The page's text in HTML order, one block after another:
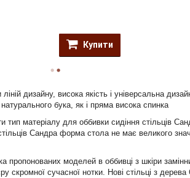
Купити
дизайну, висока якість і універсальна
бука, як і пряма висока спинка
тип матеріалу для оббивки сидіння стільців
Сандра форма стола не має великого
моделей в оббивці з шкіри
скромної сучасної нотки. Нові стільці з